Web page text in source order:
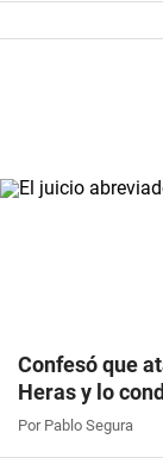
Confesó que
Heras y lo
Por Pablo Segura